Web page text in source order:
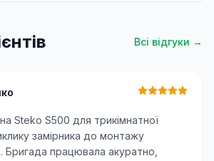
Всі відгуки →
Steko S500 для трикімнатної
замірника до монтажу
Бригада працювала акуратно,